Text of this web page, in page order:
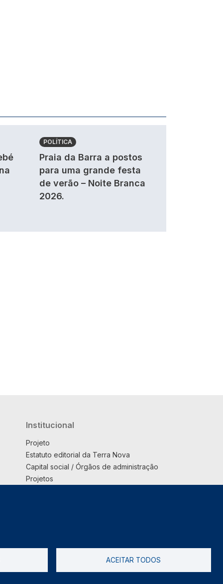
POLÍTICA
Praia da Barra a postos
para uma grande festa
de verão – Noite Branca
2026.
Institucional
Projeto
Estatuto editorial da Terra Nova
Capital social / Órgãos de administração
Projetos
ACEITAR TODOS